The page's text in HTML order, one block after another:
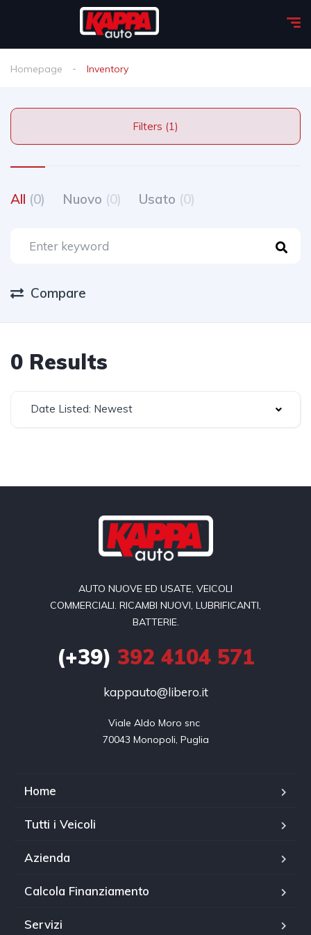
Homepage Inventory
Filters (1)
All (0) Nuovo (0) Usato (0)
Compare
0 Results
Date Listed: Newest
AUTO NUOVE ED USATE, VEICOLI
COMMERCIALI. RICAMBI NUOVI, LUBRIFICANTI,
BATTERIE.
(+39) 392 4104 571
kappauto@libero.it
Viale Aldo Moro snc
70043 Monopoli, Puglia
Home
Tutti i Veicoli
Azienda
Calcola Finanziamento
Servizi